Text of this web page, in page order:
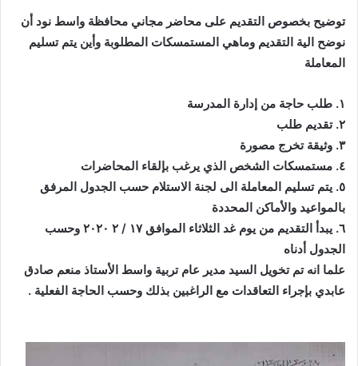
توضيح بخصوص التقديم على محاضر مجاني محافظة واسط نود أن
نوضح الية التقديم وماهي المستمسكات المطلوبة وأين يتم تسليم
المعاملة
١. طلب حاجة من إدارة المدرسة
٢. تقديم طلب
٣. وثيقة تخرج مصورة
٤. مستمسكات الشخص الذي يرغب بإلقاء المحاضرات
٥. يتم تسليم المعاملة الى لجنة الاستلام حسب الجدول المرفق
بالمواعيد والأماكن المحددة
٦. يبدأ التقديم من يوم غد الثلاثاء الموافق ١٧ / ٢ ٢٠٢٠ وحسب
الجدول أدناه
علما انه تم تخويل السيد مدير عام تربية واسط الأستاذ منعم صادق
عابدي بإجراء التعاقدات مع الراغبين بذلك وحسب الحاجة الفعلية .